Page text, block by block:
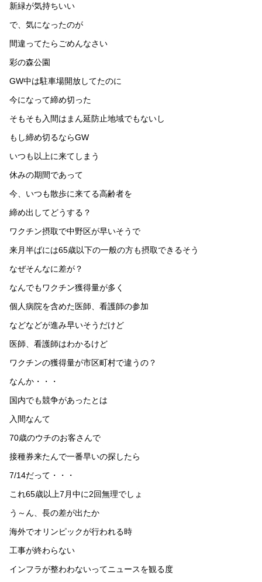
新緑が気持ちいい
で、気になったのが
間違ってたらごめんなさい
彩の森公園
GW中は駐車場開放してたのに
今になって締め切った
そもそも入間はまん延防止地域でもないし
もし締め切るならGW
いつも以上に来てしまう
休みの期間であって
今、いつも散歩に来てる高齢者を
締め出してどうする？
ワクチン摂取で中野区が早いそうで
来月半ばには65歳以下の一般の方も摂取できるそう
なぜそんなに差が？
なんでもワクチン獲得量が多く
個人病院を含めた医師、看護師の参加
などなどが進み早いそうだけど
医師、看護師はわかるけど
ワクチンの獲得量が市区町村で違うの？
なんか・・・
国内でも競争があったとは
入間なんて
70歳のウチのお客さんで
接種券来たんで一番早いの探したら
7/14だって・・・
これ65歳以上7月中に2回無理でしょ
う～ん、長の差が出たか
海外でオリンピックが行われる時
工事が終わらない
インフラが整わわないってニュースを観る度